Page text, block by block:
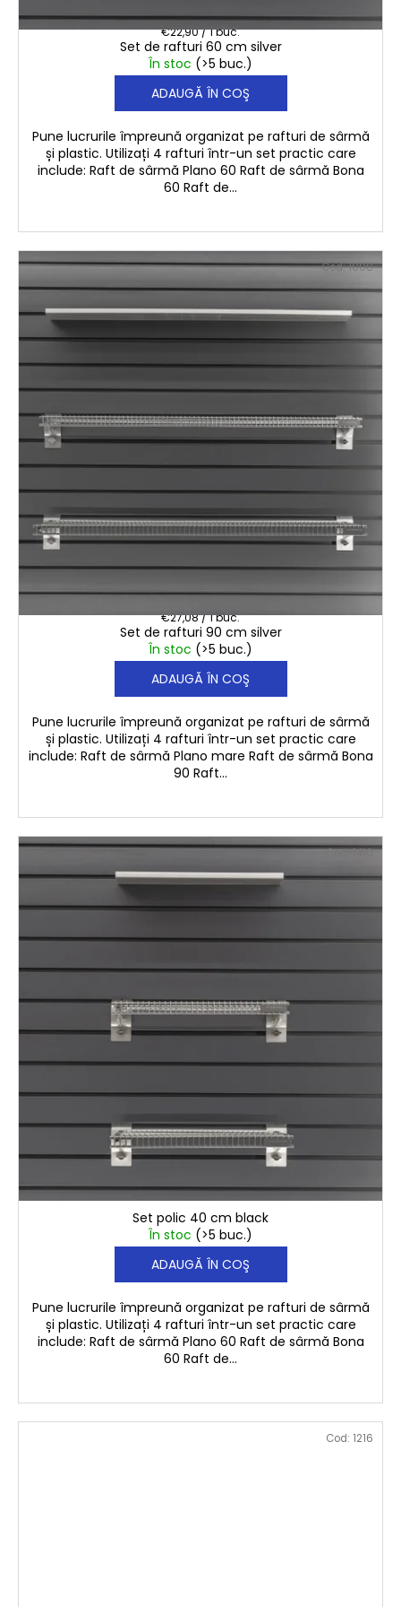
Set de rafturi 60 cm silver
În stoc (>5 buc.)
€91,60
Evaluare
preţ:
€22,90 / 1 buc.
ADAUGĂ ÎN COŞ
Pune lucrurile împreună organizat pe rafturi de sârmă
și plastic. Utilizați 4 rafturi într-un set practic care
include: Raft de sârmă Plano 60 Raft de sârmă Bona
60 Raft de...
Set de rafturi 90 cm silver
În stoc (>5 buc.)
Evaluare
preţ:
€27,08 / 1 buc.
ADAUGĂ ÎN COŞ
Pune lucrurile împreună organizat pe rafturi de sârmă
și plastic. Utilizați 4 rafturi într-un set practic care
include: Raft de sârmă Plano mare Raft de sârmă Bona
90 Raft...
Cod:1000
Set polic 40 cm black
În stoc (>5 buc.)
€81,30
ADAUGĂ ÎN COŞ
Pune lucrurile împreună organizat pe rafturi de sârmă
și plastic. Utilizați 4 rafturi într-un set practic care
include: Raft de sârmă Plano 60 Raft de sârmă Bona
60 Raft de...
Cod:1410
Cod: 1216